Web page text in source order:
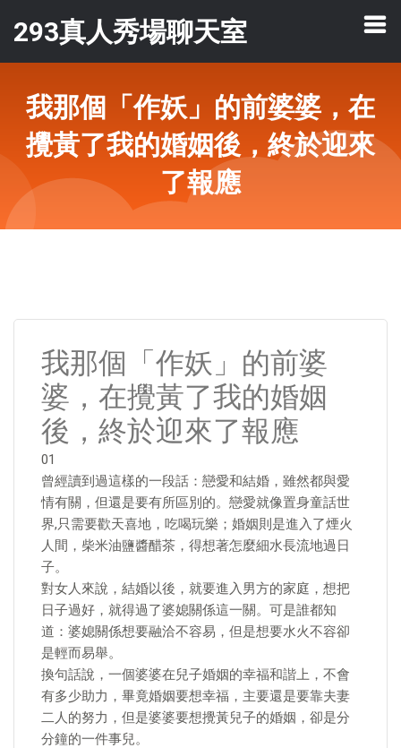
293真人秀場聊天室
我那個「作妖」的前婆婆，在
攪黃了我的婚姻後，終於迎來
了報應
我那個「作妖」的前婆
婆，在攪黃了我的婚姻
後，終於迎來了報應
01
曾經讀到過這樣的一段話：戀愛和結婚，雖然都與愛
情有關，但還是要有所區別的。戀愛就像置身童話世
界,只需要歡天喜地，吃喝玩樂；婚姻則是進入了煙火
人間，柴米油鹽醬醋茶，得想著怎麼細水長流地過日
子。
對女人來說，結婚以後，就要進入男方的家庭，想把
日子過好，就得過了婆媳關係這一關。可是誰都知
道：婆媳關係想要融洽不容易，但是想要水火不容卻
是輕而易舉。
換句話說，一個婆婆在兒子婚姻的幸福和諧上，不會
有多少助力，畢竟婚姻要想幸福，主要還是要靠夫妻
二人的努力，但是婆婆要想攪黃兒子的婚姻，卻是分
分鐘的一件事兒。